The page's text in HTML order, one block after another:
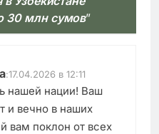
30 млн сумов”
:17.04.2026 в 12:11
нашей нации! Ваш
и вечно в наших
вам поклон от всех